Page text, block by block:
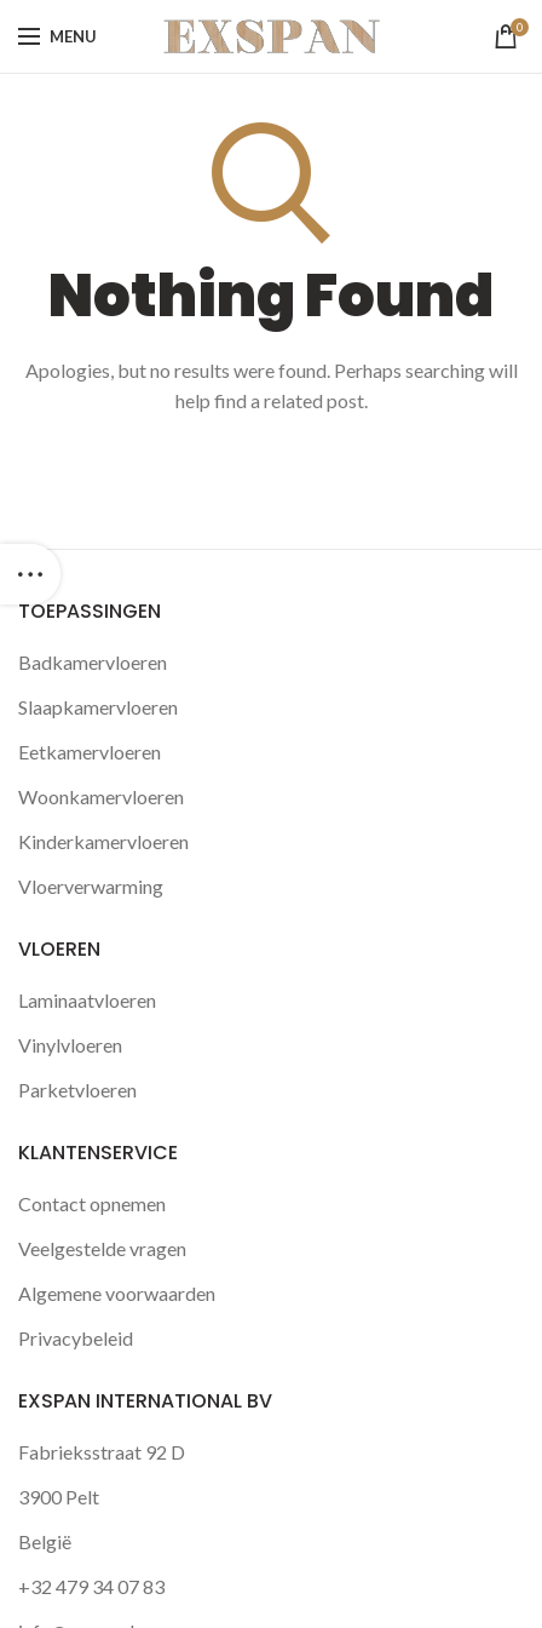
MENU 0
Nothing Found
Apologies, but no results were found. Perhaps searching will
help find a related post.
TOEPASSINGEN
Badkamervloeren
Slaapkamervloeren
Eetkamervloeren
Woonkamervloeren
Kinderkamervloeren
Vloerverwarming
VLOEREN
Laminaatvloeren
Vinylvloeren
Parketvloeren
KLANTENSERVICE
Contact opnemen
Veelgestelde vragen
Algemene voorwaarden
Privacybeleid
EXSPAN INTERNATIONAL BV
Fabrieksstraat 92 D
3900 Pelt
België
+32 479 34 07 83